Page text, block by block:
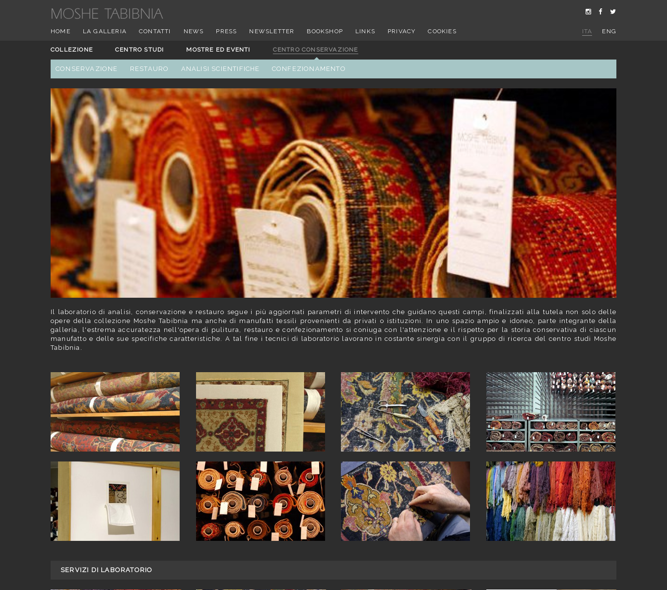
HOME LA GALLERIA CONTATTI NEWS PRESS NEWSLETTER BOOKSHOP LINKS PRIVACY COOKIES ITA ENG
COLLEZIONE CENTRO STUDI MOSTRE ED EVENTI CENTRO CONSERVAZIONE
CONSERVAZIONE RESTAURO ANALISI SCIENTIFICHE CONFEZIONAMENTO
Il laboratorio di analisi, conservazione e restauro segue i più aggiornati parametri di intervento che guidano questi campi, finalizzati alla tutela non solo delle
opere della collezione Moshe Tabibnia ma anche di manufatti tessili provenienti da privati o istituzioni. In uno spazio ampio e idoneo, parte integrante della
galleria, l'estrema accuratezza nell'opera di pulitura, restauro e confezionamento si coniuga con l'attenzione e il rispetto per la storia conservativa di ciascun
manufatto e delle sue specifiche caratteristiche. A tal fine i tecnici di laboratorio lavorano in costante sinergia con il gruppo di ricerca del centro studi Moshe
Tabibnia.
SERVIZI DI LABORATORIO